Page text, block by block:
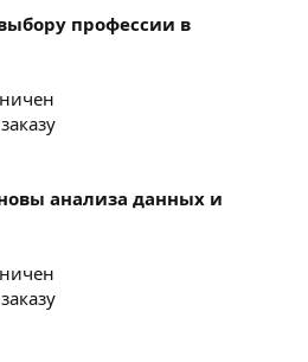
профессии в
анализа данных и